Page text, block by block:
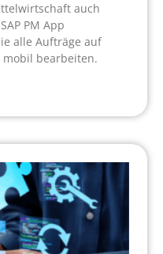
auch
PM App
alle Aufträge auf
bearbeiten.